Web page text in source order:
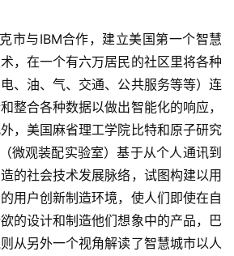
市与IBM合作，建立美国第一个智慧
，在一个有六万居民的社区里将各种
、油、气、交通、公共服务等等）连
整合各种数据以做出智能化的响应，
，美国麻省理工学院比特和原子研究
微观装配实验室）基于从个人通讯到
的社会技术发展脉络，试图构建以用
用户创新制造环境，使人们即使在自
的设计和制造他们想象中的产品，巴
从另外一个视角解读了智慧城市以人